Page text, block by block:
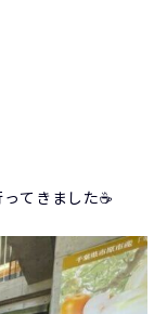
てきました☕